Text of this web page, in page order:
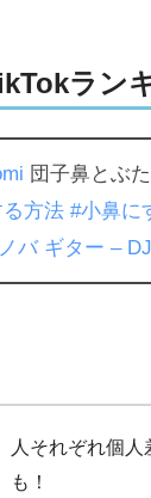
ラン
団子鼻とぶ
方法 #小鼻に
バ ギター –
人それぞれ個
も！